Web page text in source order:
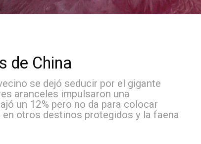
de China
vecino se dejó seducir por el gigante
aranceles impulsaron una